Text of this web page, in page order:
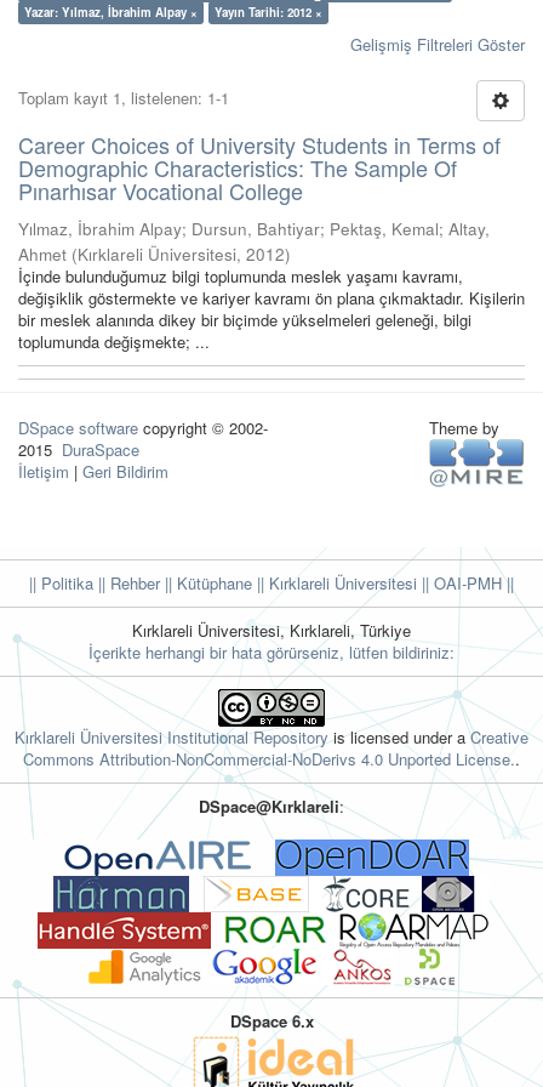
Yazar: Yılmaz, İbrahim Alpay ×
Yayın Tarihi: 2012 ×
Gelişmiş Filtreleri Göster
Toplam kayıt 1, listelenen: 1-1
Career Choices of University Students in Terms of
Demographic Characteristics: The Sample Of
Pınarhısar Vocational College
Yılmaz, İbrahim Alpay; Dursun, Bahtiyar; Pektaş, Kemal; Altay,
Ahmet (Kırklareli Üniversitesi, 2012)
İçinde bulunduğumuz bilgi toplumunda meslek yaşamı kavramı,
değişiklik göstermekte ve kariyer kavramı ön plana çıkmaktadır. Kişilerin
bir meslek alanında dikey bir biçimde yükselmeleri geleneği, bilgi
toplumunda değişmekte; ...
DSpace software copyright © 2002-
2015 DuraSpace
İletişim | Geri Bildirim
Theme by
|| Politika || Rehber|| Kütüphane || Kırklareli Üniversitesi || OAI-PMH ||
Kırklareli Üniversitesi, Kırklareli, Türkiye
İçerikte herhangi bir hata görürseniz, lütfen bildiriniz:
Kırklareli Üniversitesi Institutional Repositoryis licensed under aCreative
Commons Attribution-NonCommercial-NoDerivs 4.0 Unported License..
DSpace@Kırklareli:
DSpace 6.x